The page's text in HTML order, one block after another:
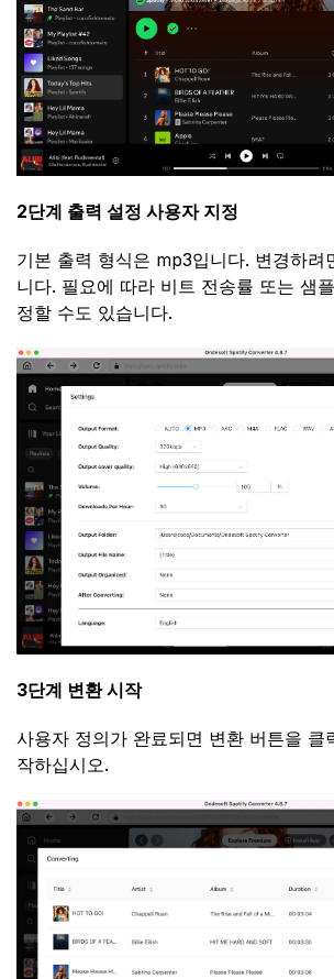
2단계 출력 설정 사용자 지정
기본 출력 형식은 mp3입니다. 변경하려
니다. 필요에 따라 비트 전송률 또는 샘
정할 수도 있습니다.
3단계 변환 시작
사용자 정의가 완료되면 변환 버튼을 클
작하십시오.